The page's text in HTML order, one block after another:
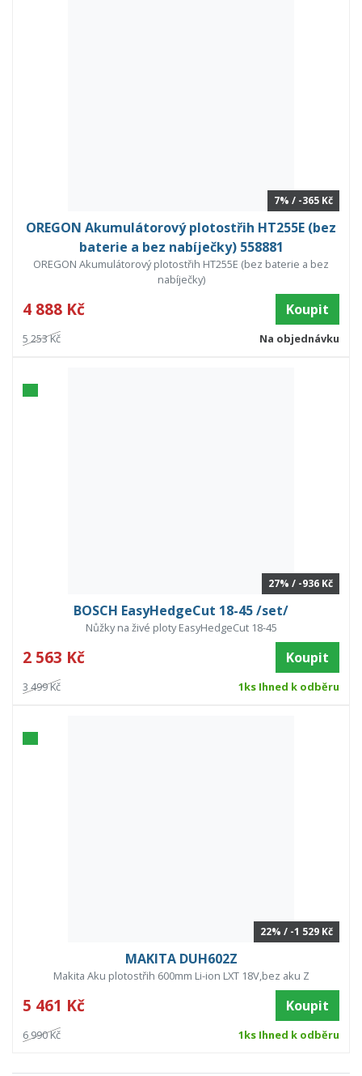
7% / -365 Kč
OREGON Akumulátorový plotostřih HT255E (bez
baterie a bez nabíječky) 558881
OREGON Akumulátorový plotostřih HT255E (bez baterie a bez
nabíječky)
4 888 Kč Koupit
5 253 Kč Na objednávku
27% / -936 Kč
BOSCH EasyHedgeCut 18-45 /set/
Nůžky na živé ploty EasyHedgeCut 18-45
2 563 Kč Koupit
3 499 Kč 1ks Ihned k odběru
22% / -1 529 Kč
MAKITA DUH602Z
Makita Aku plotostřih 600mm Li-ion LXT 18V,bez aku Z
5 461 Kč Koupit
6 990 Kč 1ks Ihned k odběru